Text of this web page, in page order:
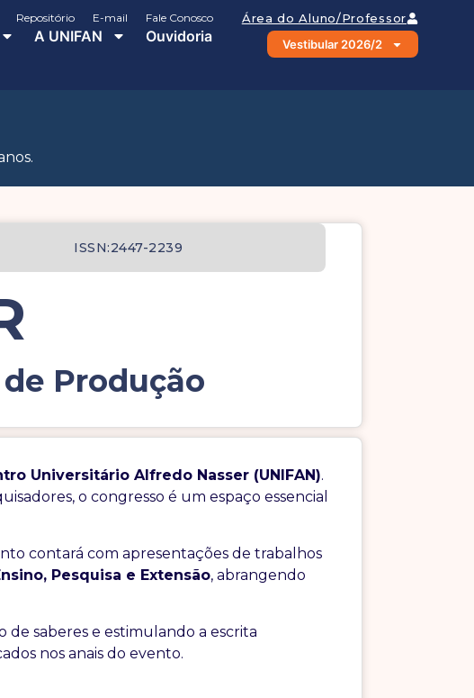
Repositório E-mail Fale Conosco
A UNIFAN Ouvidoria
Área do Aluno/Professor
Vestibular 2026/2
ISSN:2447-2239
Produção
Universitário Alfredo Nasser (UNIFAN).
o congresso é um espaço essencial
contará com apresentações de trabalhos
Pesquisa e Extensão, abrangendo
saberes e estimulando a escrita
nos anais do evento.